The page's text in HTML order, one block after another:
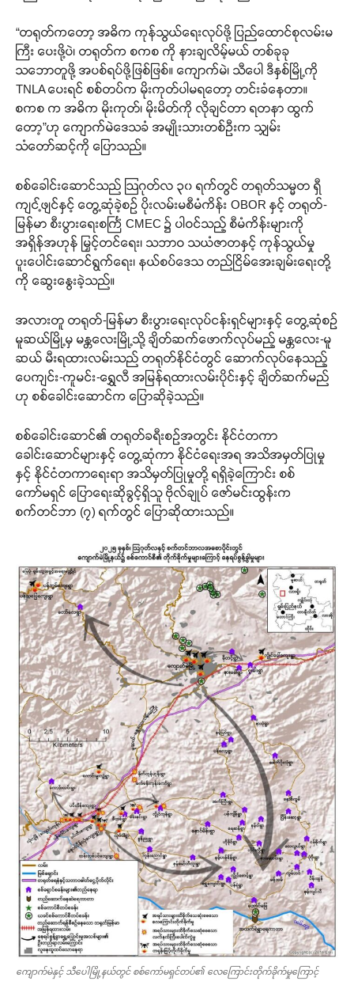
“တရုတ်ကတော့ အဓိက ကုန်သွယ်ရေးလုပ်ဖို့ ပြည်ထောင်စုလမ်းမ
ကြီး ပေးဖို့ပဲ၊ တရုတ်က စကစ ကို နားချလိမ့်မယ် တစ်ခုခု
သဘောတူဖို့ အပစ်ရပ်ဖို့ဖြစ်ဖြစ်။ ကျောက်မဲ၊ သီပေါ ဒီနှစ်မြို့ကို
TNLA ပေးရင် စစ်တပ်က မိုးကုတ်ပါမရတော့ တင်းခံနေတာ။
စကစ က အဓိက မိုးကုတ်၊ မိုးမိတ်ကို လိုချင်တာ ရတနာ ထွက်
တော့”ဟု ကျောက်မဲဒေသခံ အမျိုးသားတစ်ဦးက သျှမ်း
သံတော်ဆင့်ကို ပြောသည်။
စစ်ခေါင်းဆောင်သည် ဩဂုတ်လ ၃၀ ရက်တွင် တရုတ်သမ္မတ ရှီ
ကျင့်ဖျင်နှင့် တွေ့ဆုံခဲ့စဉ် ပိုးလမ်းမစီမံကိန်း OBOR နှင့် တရုတ်-
မြန်မာ စီးပွားရေးစင်္ကြံ CMEC ၌ ပါဝင်သည့် စီမံကိန်းများကို
အရှိန်အဟုန် မြှင့်တင်ရေး၊ သဘာဝ သယံဇာတနှင့် ကုန်သွယ်မှု
ပူးပေါင်းဆောင်ရွက်ရေး၊ နယ်စပ်ဒေသ တည်ငြိမ်အေးချမ်းရေးတို့
ကို ဆွေးနွေးခဲ့သည်။
အလားတူ တရုတ်-မြန်မာ စီးပွားရေးလုပ်ငန်းရှင်များနှင့် တွေ့ဆုံစဉ်
မူဆယ်မြို့မှ မန္တလေးမြို့သို့ ချိတ်ဆက်ဖောက်လုပ်မည့် မန္တလေး-မူ
ဆယ် မီးရထားလမ်းသည် တရုတ်နိုင်ငံတွင် ဆောက်လုပ်နေသည့်
ပေကျင်း-ကူမင်း-ရွှေလီ အမြန်ရထားလမ်းပိုင်းနှင့် ချိတ်ဆက်မည်
ဟု စစ်ခေါင်းဆောင်က ပြောဆိုခဲ့သည်။
စစ်ခေါင်းဆောင်၏ တရုတ်ခရီးစဉ်အတွင်း နိုင်ငံတကာ
ခေါင်းဆောင်များနှင့် တွေ့ဆုံကာ နိုင်ငံရေးအရ အသိအမှတ်ပြုမှု
နှင့် နိုင်ငံတကာရေးရာ အသိမှတ်ပြုမှုတို့ ရရှိခဲ့ကြောင်း စစ်
ကော်မရှင် ပြောရေးဆိုခွင့်ရှိသူ ဗိုလ်ချုပ် ဇော်မင်းထွန်းက
စက်တင်ဘာ (၇) ရက်တွင် ပြောဆိုထားသည်။
ကျောက်မဲနှင့် သီပေါမြို့နယ်တွင် စစ်ကော်မရှင်တပ်၏ လေကြောင်းတိုက်ခိုက်မှုကြောင့်